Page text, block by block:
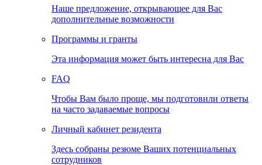
Наше предложение, открывающее для Вас
дополнительные возможности
Программы и гранты
Эта информация может быть интересна для Вас
FAQ
Чтобы Вам было проще, мы подготовили ответы
на часто задаваемые вопросы
Личный кабинет резидента
Здесь собраны резюме Ваших потенциальных
сотрудников